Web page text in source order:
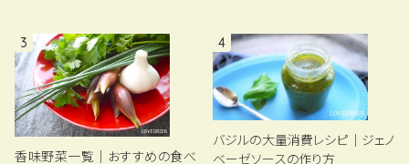
3
香味野菜一覧｜おすすめの食べ
4
バジルの大量消費レシピ｜ジェノ
ベーゼソースの作り方